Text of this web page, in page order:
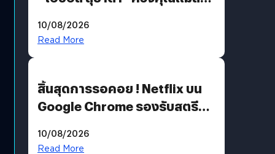
เติมเต็มความหมายวันแม่ปีนี้
10/08/2026
Read More
สิ้นสุดการรอคอย ! Netflix บน
Google Chrome รองรับสตรีม
เงื่อนไขที่กำหนด
10/08/2026
Read More